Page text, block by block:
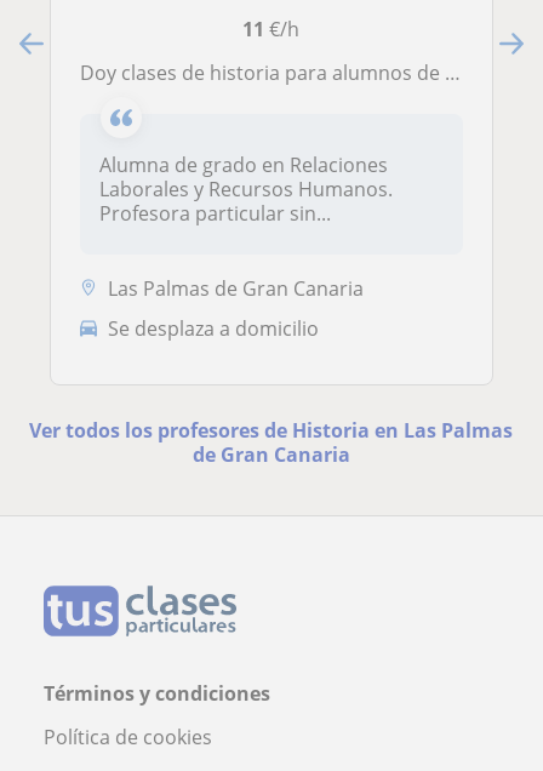
11 €/h
Doy clases de historia para alumnos de primaria, ESO y bachillerato
Alumna de grado en Relaciones
Laborales y Recursos Humanos.
Profesora particular sin...
Las Palmas de Gran Canaria
Se desplaza a domicilio
Ver todos los profesores de Historia en Las Palmas
de Gran Canaria
Términos y condiciones
Política de cookies